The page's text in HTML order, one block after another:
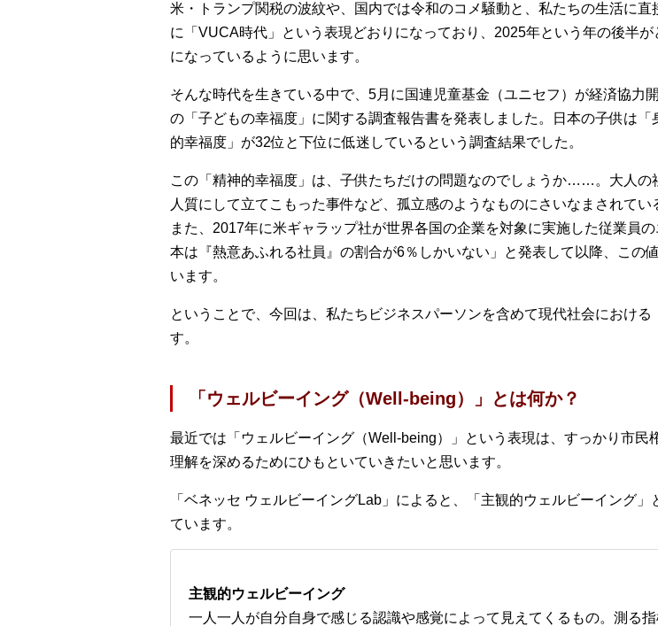
米・トランプ関税の波紋や、国内では令和のコメ騒動と、私たちの生活に
に「VUCA時代」という表現どおりになっており、2025年という年の後半
になっているように思います。
そんな時代を生きている中で、5月に国連児童基金（ユニセフ）が経済協力
の「子どもの幸福度」に関する調査報告書を発表しました。日本の子供は
的幸福度」が32位と下位に低迷しているという調査結果でした。
この「精神的幸福度」は、子供たちだけの問題なのでしょうか……。大人の
人質にして立てこもった事件など、孤立感のようなものにさいなまされてい
また、2017年に米ギャラップ社が世界各国の企業を対象に実施した従業員
本は『熱意あふれる社員』の割合が6％しかいない」と発表して以降、この
います。
ということで、今回は、私たちビジネスパーソンを含めて現代社会におけ
す。
「ウェルビーイング（Well-being）」とは何か？
最近では「ウェルビーイング（Well-being）」という表現は、すっかり市
理解を深めるためにひもといていきたいと思います。
「ベネッセ ウェルビーイングLab」によると、「主観的ウェルビーイング
ています。
主観的ウェルビーイング
一人一人が自分自身で感じる認識や感覚によって見えてくるもの。測る